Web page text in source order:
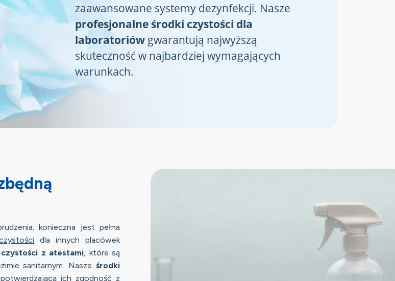
zaawansowane systemy dezynfekcji. Nasze
profesjonalne środki czystości dla
laboratoriówgwarantują najwyższą
skuteczność w najbardziej wymagających
warunkach.
konieczna jest pełna
dla innych placówek
z atestami, które są
sanitarnym. Nasze środki
ich zgodność z